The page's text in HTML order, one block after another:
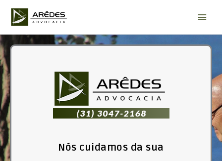
conteúdo
Nós cuidamos da sua